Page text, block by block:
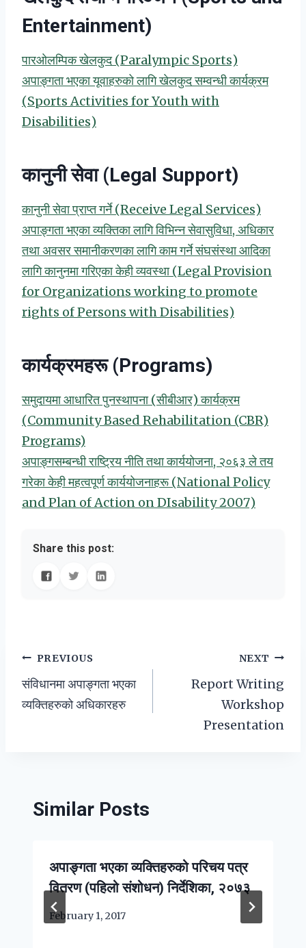
Entertainment)
पारओलम्पिक खेलकुद (Paralympic Sports)
अपाङ्गता भएका यूवाहरुको लागि खेलकुद सम्वन्धी कार्यक्रम
(Sports Activities for Youth with
Disabilities)
कानुनी सेवा (Legal Support)
कानुनी सेवा प्राप्त गर्ने (Receive Legal Services)
अपाङ्गता भएका व्यक्तिका लागि विभिन्न सेवासुविधा, अधिकार
तथा अवसर समानीकरणका लागि काम गर्ने संघसंस्था आदिका
लागि कानुनमा गरिएका केही व्यवस्था (Legal Provision
for Organizations working to promote
rights of Persons with Disabilities)
कार्यक्रमहरू (Programs)
समुदायमा आधारित पुनस्थापना (सीबीआर) कार्यक्रम
(Community Based Rehabilitation (CBR)
Programs)
अपाङ्गसम्बन्धी राष्ट्रिय नीति तथा कार्ययोजना, २०६३ ले तय
गरेका केही महत्वपूर्ण कार्ययोजनाहरू (National Policy
and Plan of Action on DIsability 2007)
Share this post:
Post
navigation
PREVIOUS
संविधानमा अपाङ्गता भएका
व्यक्तिहरुको अधिकारहरु
NEXT
Report Writing
Workshop
Presentation
Similar Posts
अपाङ्गता भएका व्यक्तिहरुको परिचय पत्र
वितरण (पहिलो संशोधन) निर्देशिका, २०७३
February 1, 2017